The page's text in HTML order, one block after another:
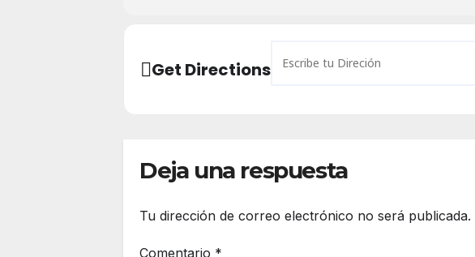
Get Directions
Deja una respuesta
Tu dirección de correo electrónico no será publicada.
Comentario *